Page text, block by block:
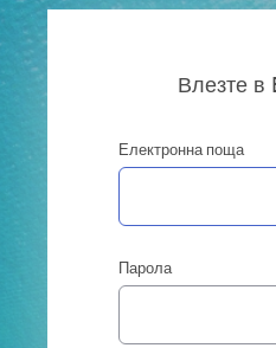
Влезте в
Електронна поща
Парола